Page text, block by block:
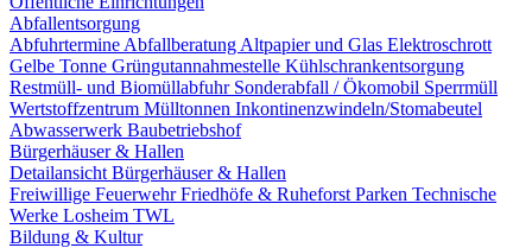
Abfallentsorgung
Abfuhrtermine Abfallberatung Altpapier und Glas Elektroschrott
Gelbe Tonne Grüngutannahmestelle Kühlschrankentsorgung
Restmüll- und Biomüllabfuhr Sonderabfall / Ökomobil Sperrmüll
Wertstoffzentrum Mülltonnen Inkontinenzwindeln/Stomabeutel
Abwasserwerk Baubetriebshof
Bürgerhäuser & Hallen
Detailansicht Bürgerhäuser & Hallen
Freiwillige FeuerwehrFriedhöfe & Ruheforst Parken Technische
Werke Losheim TWL
Bildung & Kultur